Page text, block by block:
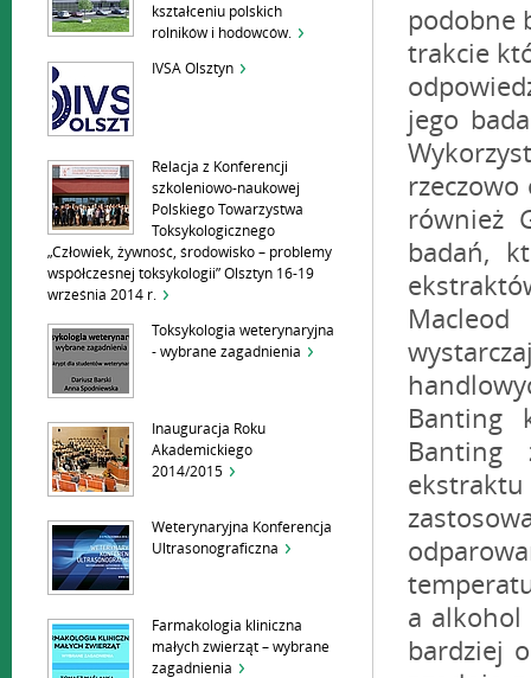
kształceniu polskich
rolników i hodowców.
IVSA Olsztyn
Relacja z Konferencji
szkoleniowo-naukowej
Polskiego Towarzystwa
Toksykologicznego
„Człowiek, żywność, środowisko – problemy
współczesnej toksykologii” Olsztyn 16-19
września 2014 r.
Toksykologia weterynaryjna
- wybrane zagadnienia
Inauguracja Roku
Akademickiego
2014/2015
Weterynaryjna Konferencja
Ultrasonograficzna
Farmakologia kliniczna
małych zwierząt – wybrane
zagadnienia